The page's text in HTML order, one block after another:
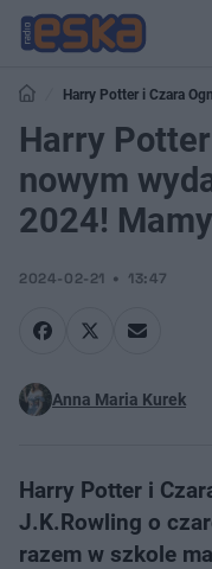
Harry Potter i Czara
zdjęcia okładek!
Harry
nowym
2024!
2024-02-21 13:47
Anna Maria Kurek
Harry Potter i
J.K.Rowling o
razem w szkole